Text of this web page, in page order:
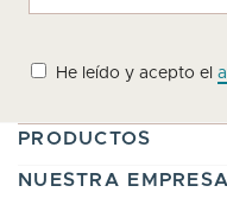
He leído y acepto el
PRODUCTOS
NUESTRA EMPRESA